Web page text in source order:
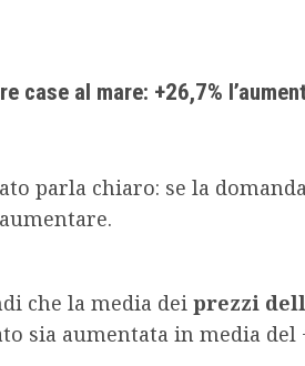
case al mare: +26,7%
parla chiaro: se la
che la media dei prezzi
sia aumentata in media del